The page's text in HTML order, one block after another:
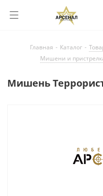
Главная - Каталог -
Мишени и
Мишень